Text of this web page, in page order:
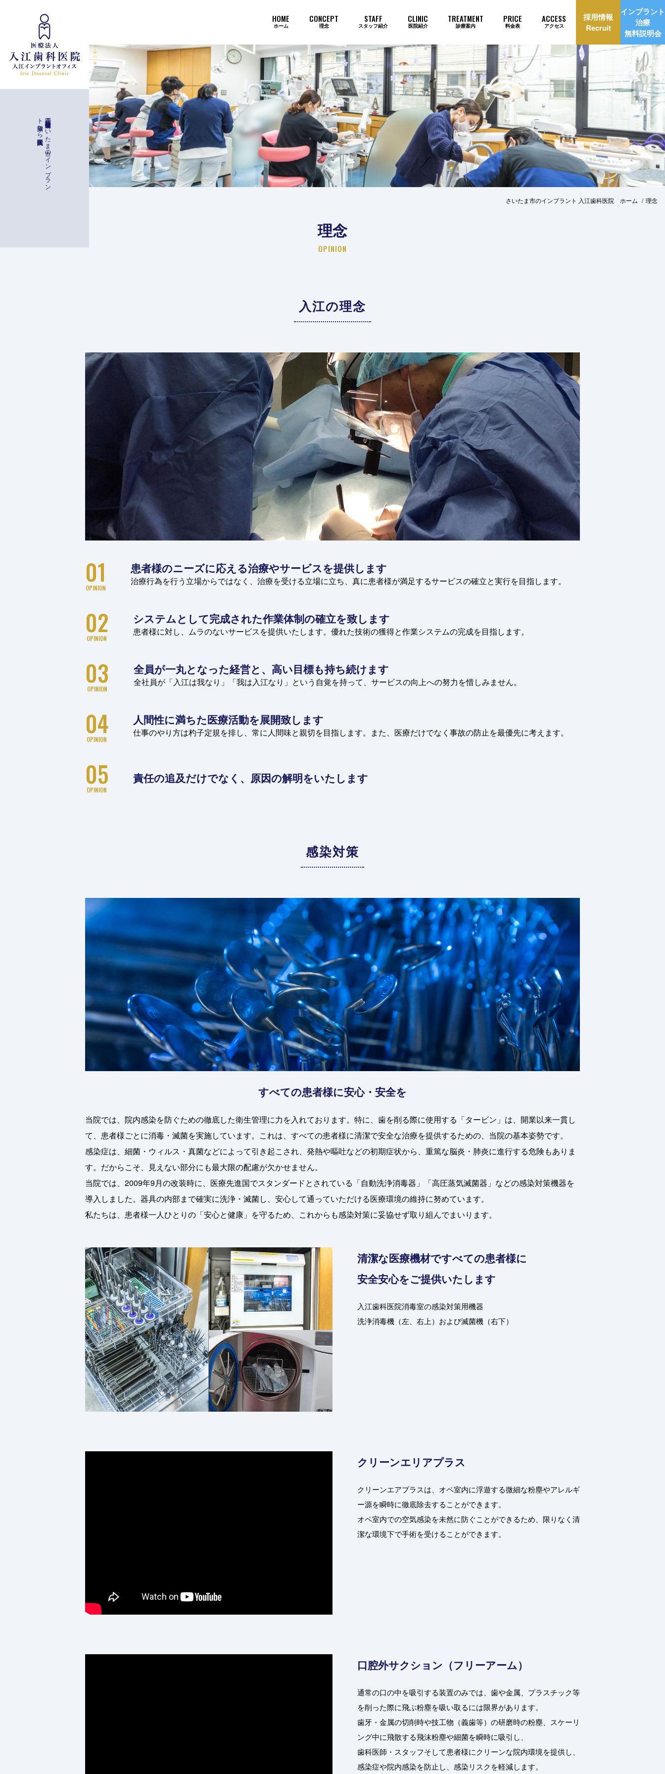
理念
ー
与野駅徒歩二分
埼玉県さ
い
た
ま
市の
イ
ン
プ
ラ
ン
ト
治療な
ら
入江歯科医院
HOME
ホーム
CONCEPT
理念
STAFF
スタッフ紹介
CLINIC
医院紹介
TREATMENT
診療案内
インプラント治療 当院のインプラントが選ばれ続ける理由 インプラント治療自動見積もり
PRICE
料金表
ACCESS
アクセス
採用情報
Recruit
インプラント
治療
無料説明会
さいたま市のインプラント 入江歯科医院 ホーム 理念
理念
OPINION
入江の理念
01
OPINION
患者様のニーズに応える治療やサービスを提供します
治療行為を行う立場からではなく、治療を受ける立場に立ち、真に患者様が満足するサービスの確立と実行を目指します。
02
OPINION
システムとして完成された作業体制の確立を致します
患者様に対し、ムラのないサービスを提供いたします。優れた技術の獲得と作業システムの完成を目指します。
03
OPINION
全員が一丸となった経営と、 高い目標も持ち続けます
全社員が「入江は我なり」「我は入江なり」という自覚を持って、サービスの向上への努力を惜しみません。
04
OPINION
人間性に満ちた医療活動を展開致します
仕事のやり方は杓子定規を排し、常に人間味と親切を目指します。また、医療だけでなく事故の防止を最優先に考えます。
05
OPINION
責任の追及だけでなく、 原因の解明をいたします
感染対策
すべての患者様に安心・安全を
当院では、院内感染を防ぐための徹底した衛生管理に力を入れております。特に、歯を削る際に使用する「タービン」は、開業以来一貫し
て、患者様ごとに消毒・滅菌を実施しています。これは、すべての患者様に清潔で安全な治療を提供するための、当院の基本姿勢です。
感染症は、細菌・ウィルス・真菌などによって引き起こされ、発熱や嘔吐などの初期症状から、重篤な脳炎・肺炎に進行する危険もありま
す。だからこそ、見えない部分にも最大限の配慮が欠かせません。
当院では、2009年9月の改装時に、医療先進国でスタンダードとされている「自動洗浄消毒器」「高圧蒸気滅菌器」などの感染対策機器を
導入しました。器具の内部まで確実に洗浄・滅菌し、安心して通っていただける医療環境の維持に努めています。
私たちは、患者様一人ひとりの「安心と健康」を守るため、これからも感染対策に妥協せず取り組んでまいります。
清潔な医療機材ですべての患者様に
安全安心をご提供いたします
入江歯科医院消毒室の感染対策用機器
洗浄消毒機（左、右上）および滅菌機（右下）
クリーンエリアプラス
クリーンエアプラスは、オペ室内に浮遊する微細な粉塵やアレルギ
ー源を瞬時に徹底除去することができます。
オペ室内での空気感染を未然に防ぐことができるため、限りなく清
潔な環境下で手術を受けることができます。
口腔外サクション（フリーアーム）
通常の口の中を吸引する装置のみでは、歯や金属、プラスチック等
を削った際に飛ぶ粉塵を吸い取るには限界があります。
歯牙・金属の切削時や技工物（義歯等）の研磨時の粉塵、スケーリ
ング中に飛散する飛沫粉塵や細菌を瞬時に吸引し、
歯科医師・スタッフそして患者様にクリーンな院内環境を提供し、
感染症や院内感染を防止し、感染リスクを軽減します。